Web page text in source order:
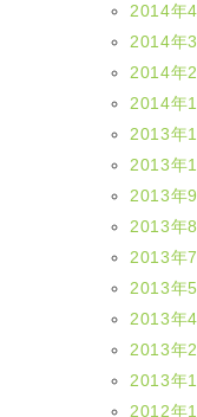
2014年
2014年
2014年
2014年
2013年
2013年
2013年
2013年
2013年
2013年
2013年
2013年
2013年
2012年